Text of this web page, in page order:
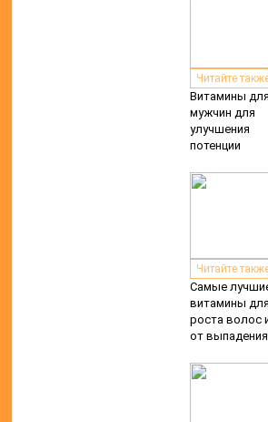
Читайте
Витамины для
мужчин для
улучшения
потенции
Читайте
Самые
витамины для
роста волос
от выпадения